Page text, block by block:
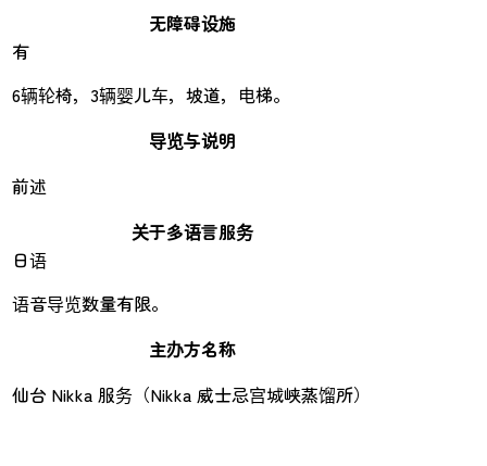
无障碍设施
有
6辆轮椅，3辆婴儿车，坡道，电梯。
导览与说明
前述
关于多语言服务
日语
语音导览数量有限。
主办方名称
仙台 Nikka 服务（Nikka 威士忌宫城峡蒸馏所）